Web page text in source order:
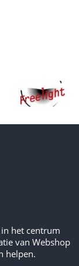
het centrum
van Webshop
helpen.